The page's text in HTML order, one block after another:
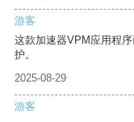
游客
这款加速器VPM应用程
护。
2025-08-29
游客